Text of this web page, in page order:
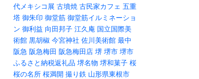
代メキシコ展 古墳焼 古民家カフェ 五重
塔 御朱印 御堂筋 御堂筋イルミネーショ
ン 御利益 向田邦子 江久庵 国立国際美
術館 黒胡椒 今宮神社 佐川美術館 最中
阪急 阪急梅田 阪急梅田店 堺 堺市 堺市
ふるさと納税返礼品 堺名物 堺和菓子 桜
桜の名所 桜満開 撮り鉄 山形県東根市